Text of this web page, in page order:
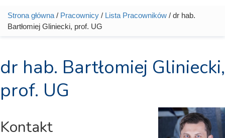
Jesteś tutaj
Strona główna / Pracownicy / Lista Pracowników / dr hab.
Bartłomiej Gliniecki, prof. UG
dr hab. Bartłomiej Gliniecki,
prof. UG
Kontakt